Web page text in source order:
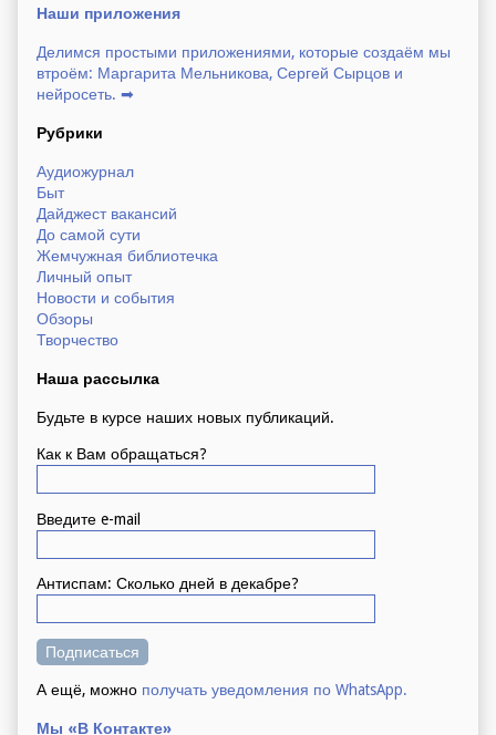
т
е
:
Наши приложения
Делимся простыми приложениями, которые создаём мы
втроём: Маргарита Мельникова, Сергей Сырцов и
нейросеть. ➡
Рубрики
Аудиожурнал
Быт
Дайджест вакансий
До самой сути
Жемчужная библиотечка
Личный опыт
Новости и события
Обзоры
Творчество
Наша рассылка
Будьте в курсе наших новых публикаций.
Как к Вам обращаться?
Введите e-mail
Антиспам: Сколько дней в декабре?
А ещё, можно получать уведомления по WhatsApp.
Мы «В Контакте»